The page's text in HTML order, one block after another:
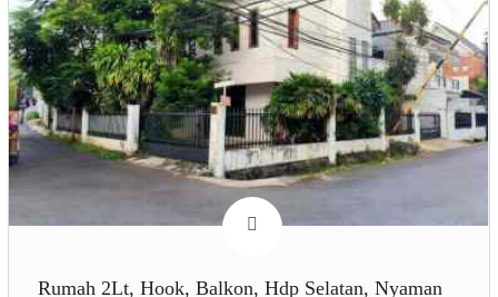
Rumah 2Lt, Hook, Balkon, Hdp Selatan, Nyaman